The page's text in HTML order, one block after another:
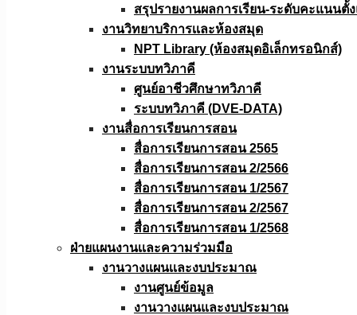
สรุปรายงานผลการเรียน-ระดับคะแนนตั้
งานวิทยาบริการเเละห้องสมุด
NPT Library (ห้องสมุดอิเล็กทรอนิกส์)
งานระบบทวิภาคี
ศูนย์อาชีวศึกษาทวิภาคี
ระบบทวิภาคี (DVE-DATA)
งานสื่อการเรียนการสอน
สื่อการเรียนการสอน 2565
สื่อการเรียนการสอน 2/2566
สื่อการเรียนการสอน 1/2567
สื่อการเรียนการสอน 2/2567
สื่อการเรียนการสอน 1/2568
ฝ่ายแผนงานเเละความร่วมมือ
งานวางแผนเเละงบประมาณ
งานศูนย์ข้อมูล
งานวางแผนและงบประมาณ